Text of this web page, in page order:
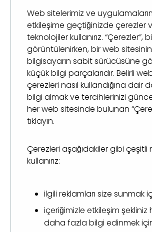
Web sitelerimiz ve
etkileşime geçtiğinizde çerezler
teknolojiler kullanırız. “Çerezler”,
görüntülenirken, bir web
bilgisayarın sabit sürücüsüne
küçük bilgi parçalarıdır. Belirli
çerezleri nasıl kullandığına dair
bilgi almak ve tercihlerinizi
her web sitesinde bulunan
tıklayın.
Çerezleri aşağıdakiler gibi çeşitli
kullanırız:
ilgili reklamları size sunmak
içeriğimizle etkileşim şekliniz
daha fazla bilgi edinmek